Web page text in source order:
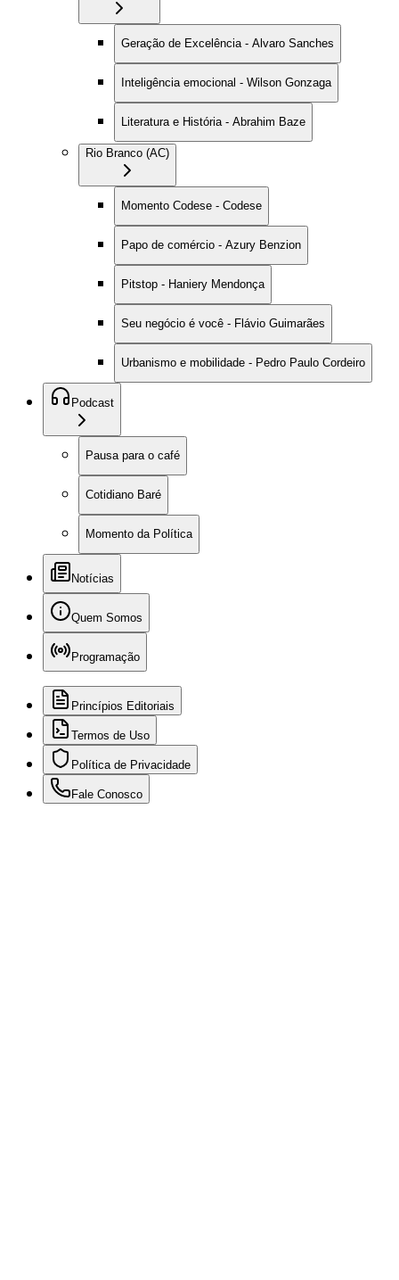
Geração de Excelência - Alvaro Sanches
Inteligência emocional - Wilson Gonzaga
Literatura e História - Abrahim Baze
Rio Branco (AC)
Momento Codese - Codese
Papo de comércio - Azury Benzion
Pitstop - Haniery Mendonça
Seu negócio é você - Flávio Guimarães
Urbanismo e mobilidade - Pedro Paulo Cordeiro
Podcast
Pausa para o café
Cotidiano Baré
Momento da Política
Notícias
Quem Somos
Programação
Princípios Editoriais
Termos de Uso
Política de Privacidade
Fale Conosco